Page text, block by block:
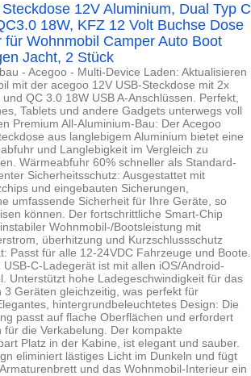
12V Aluminium, Dual Typ C
18W, KFZ 12 Volt Buchse Dose
für Wohnmobil Camper Auto Boot
Jacht, 2 Stück
- Acegoo - Multi-Device Laden: Aktualisieren
mit der acegoo 12V USB-Steckdose mit 2x
QC 3.0 18W USB A-Anschlüssen. Perfekt,
Tablets und andere Gadgets unterwegs voll
Premium All-Aluminium-Bau: Der Acegoo
aus langlebigem Aluminium bietet eine
und Langlebigkeit im Vergleich zu
Wärmeabfuhr 60% schneller als Standard-
Sicherheitsschutz: Ausgestattet mit
und eingebauten Sicherungen,
umfassende Sicherheit für Ihre Geräte, so
können. Der fortschrittliche Smart-Chip
Wohnmobil-/Bootsleistung mit
überhitzung und Kurzschlussschutz
Passt für alle 12-24VDC Fahrzeuge und Boote.
USB-C-Ladegerät ist mit allen iOS/Android-
Unterstützt hohe Ladegeschwindigkeit für das
3 Geräten gleichzeitig, was perfekt für
hintergrundbeleuchtetes Design: Die
passt auf flache Oberflächen und erfordert
für die Verkabelung. Der kompakte
Platz in der Kabine, ist elegant und sauber.
eliminiert lästiges Licht im Dunkeln und fügt
und das Wohnmobil-Interieur ein